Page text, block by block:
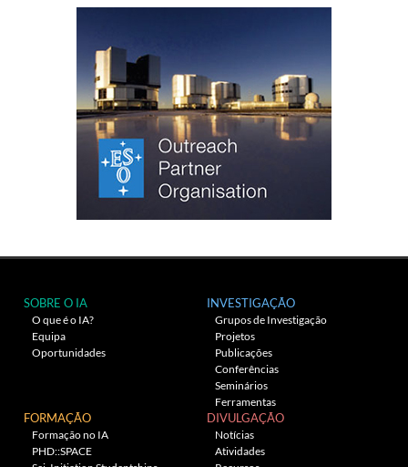
SOBRE O IA
O que é o IA?
Equipa
Oportunidades
INVESTIGAÇÃO
Grupos de Investigação
Projetos
Publicações
Conferências
Seminários
Ferramentas
FORMAÇÃO
Formação no IA
PHD::SPACE
DIVULGAÇÃO
Notícias
Atividades